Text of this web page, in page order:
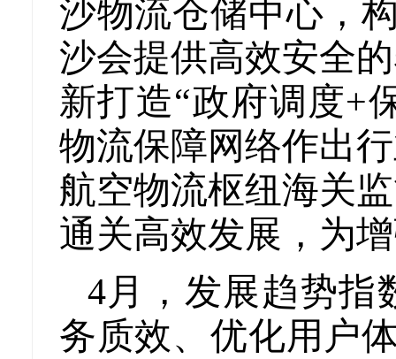
沙物流仓储中心，
沙会提供高效安全
新打造“政府调度+
物流保障网络作出
航空物流枢纽海关
通关高效发展，为
4月，发展趋势指
务质效、优化用户